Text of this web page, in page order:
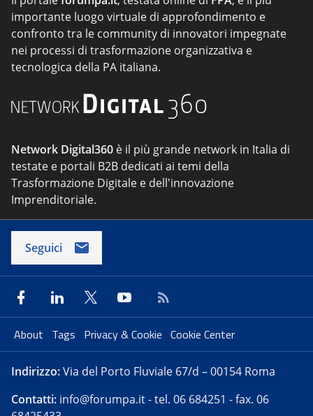
importante luogo virtuale di approfondimento e
confronto tra le community di innovatori impegnate
nei processi di trasformazione organizzativa e
tecnologica della PA italiana.
Network Digital360 è il più grande network in Italia di
testate e portali B2B dedicati ai temi della
Trasformazione Digitale e dell'innovazione
Imprenditoriale.
Seguici
About Tags Privacy & Cookie Cookie Center
Indirizzo:Via del Porto Fluviale 67/d – 00154 Roma
Contatti: info@forumpa.it- tel. 06 684251 - fax. 06